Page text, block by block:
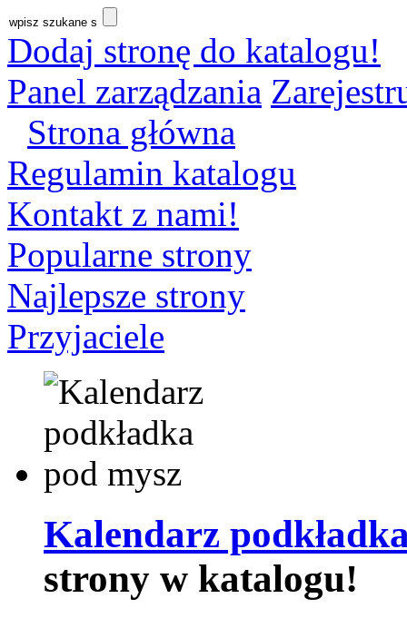
Dodaj stronę do katalogu!
Panel zarządzania
Strona główna
Regulamin katalogu
Kontakt z nami!
Popularne strony
Najlepsze strony
Przyjaciele
Kalendarz
strony w katalogu!